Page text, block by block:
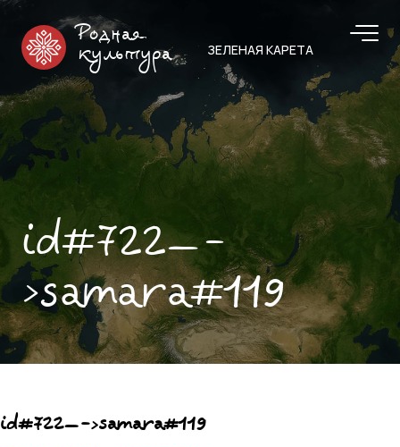
Родная
культура
ЗЕЛЕНАЯ КАРЕТА
id#722—-
>samara#119
id#722—->samara#119